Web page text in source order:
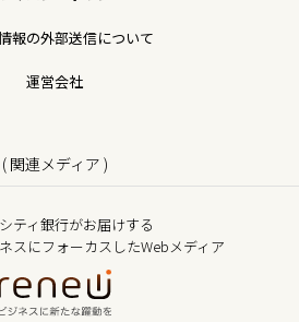
報の外部送信について
運営会社
( 関連メディア )
ティ銀行がお届けする
スにフォーカスしたWebメディア